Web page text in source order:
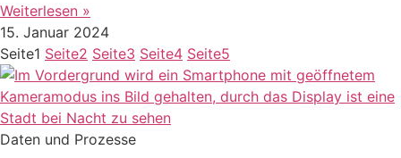
Weiterlesen »
15. Januar 2024
Seite1 Seite2 Seite3 Seite4 Seite5
Daten und Prozesse